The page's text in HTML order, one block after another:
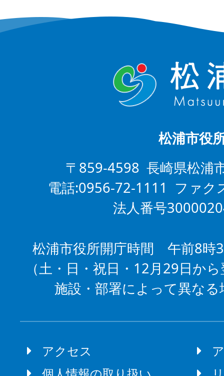
松浦市役
〒859-4598 長崎県松浦
電話:0956-72-1111 ファ
法人番号
松浦市役所開庁時間 午前8時
（土・日・祝日・12月29日か
施設・部署によって異な
アクセス